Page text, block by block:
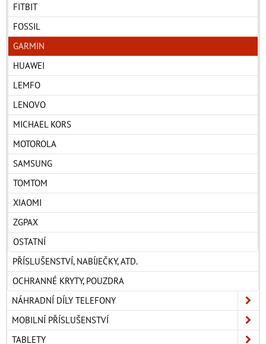
FITBIT
FOSSIL
GARMIN
HUAWEI
LEMFO
LENOVO
MICHAEL KORS
MOTOROLA
SAMSUNG
TOMTOM
XIAOMI
ZGPAX
OSTATNÍ
PŘÍSLUŠENSTVÍ, NABÍJEČKY, ATD.
OCHRANNÉ KRYTY, POUZDRA
NÁHRADNÍ DÍLY TELEFONY
MOBILNÍ PŘÍSLUŠENSTVÍ
TABLETY